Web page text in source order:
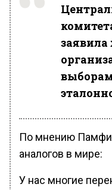
По мнению
аналогов в мире:
У нас многие